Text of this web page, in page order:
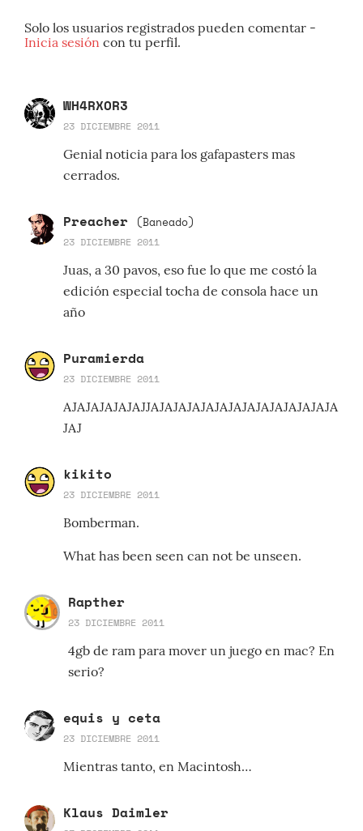
Solo los usuarios registrados pueden comentar -
Inicia sesión con tu perfil.
WH4RXOR3
23 DICIEMBRE 2011
Genial noticia para los gafapasters mas
cerrados.
Preacher (Baneado)
23 DICIEMBRE 2011
Juas, a 30 pavos, eso fue lo que me costó la
edición especial tocha de consola hace un
año
Puramierda
23 DICIEMBRE 2011
AJAJAJAJAJAJJAJAJAJAJAJAJAJAJAJAJAJAJAJA
JAJ
kikito
23 DICIEMBRE 2011
Bomberman.
What has been seen can not be unseen.
Rapther
23 DICIEMBRE 2011
4gb de ram para mover un juego en mac? En
serio?
equis y ceta
23 DICIEMBRE 2011
Mientras tanto, en Macintosh…
Klaus Daimler